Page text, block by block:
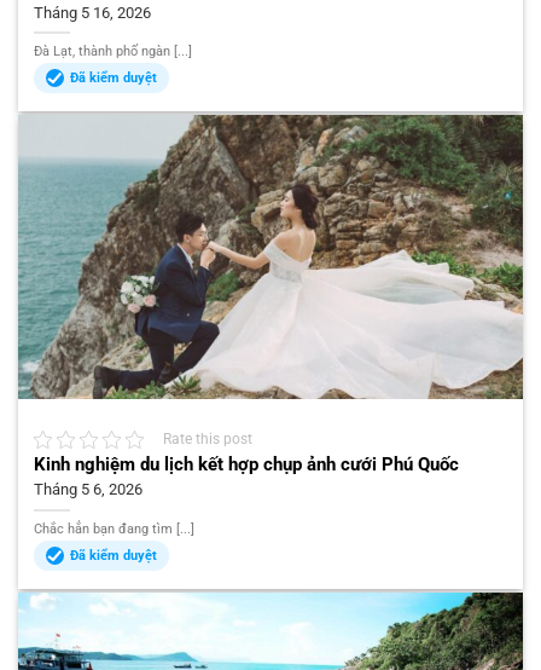
Tháng 5 16, 2026
Đà Lạt, thành phố ngàn [...]
Đã kiểm duyệt
Rate this post
Kinh nghiệm du lịch kết hợp chụp ảnh cưới Phú Quốc
Tháng 5 6, 2026
Chắc hẳn bạn đang tìm [...]
Đã kiểm duyệt